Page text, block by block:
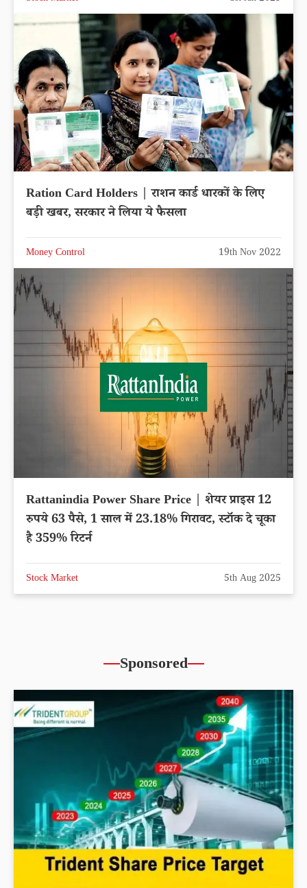
Ration Card Holders | राशन कार्ड धारकों के लिए
बड़ी खबर, सरकार ने लिया ये फैसला
Money Control 19th Nov 2022
Rattanindia Power Share Price | शेयर प्राइस 12
रुपये 63 पैसे, 1 साल में 23.18% गिरावट, स्टॉक दे चूका
है 359% रिटर्न
Stock Market 5th Aug 2025
Sponsored